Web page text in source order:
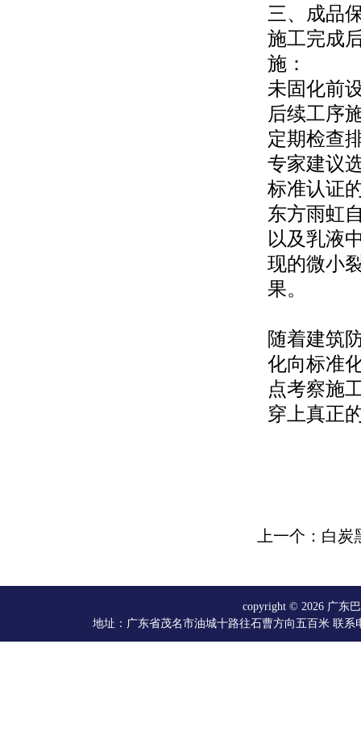
三、成品
施工完成
施：
未固化前
后续工序
定期检查
专家建议
标准认证
东方雨虹
以及乳液
现的微小
果。
随着建筑
化向标准
点考察施
穿上真正
上一个：白
copyright © 2026 广东
地址：广东省茂名市油城十路往石曹方向五百米 联系